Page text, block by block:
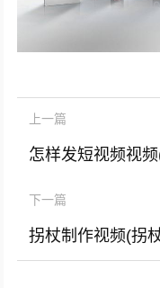
上一篇
怎样发短视频视
下一篇
拐杖制作视频(拐